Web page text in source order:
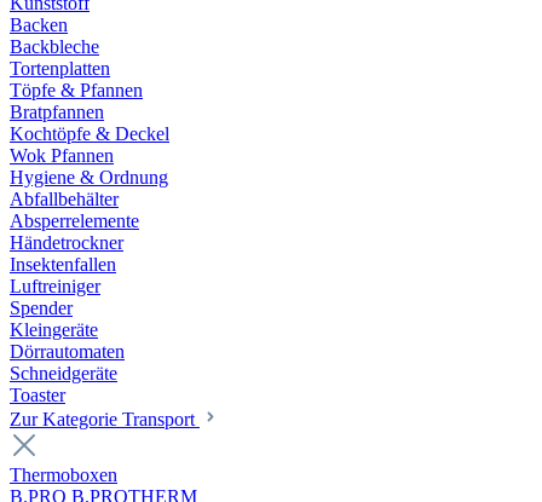
Backen
Backbleche
Tortenplatten
Töpfe & Pfannen
Bratpfannen
Kochtöpfe & Deckel
Wok Pfannen
Hygiene & Ordnung
Abfallbehälter
Absperrelemente
Händetrockner
Insektenfallen
Luftreiniger
Spender
Kleingeräte
Dörrautomaten
Schneidgeräte
Toaster
Zur Kategorie Transport
Thermoboxen
B.PRO B.PROTHERM